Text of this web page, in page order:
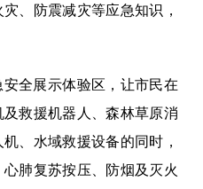
、防震减灾等应急知识，
全展示体验区，让市民在
救援机器人、森林草原消
、水域救援设备的同时，
肺复苏按压、防烟及灭火